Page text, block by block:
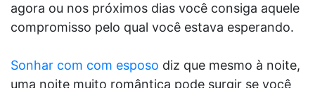
agora ou nos próximos dias você consiga aquele
compromisso pelo qual você estava esperando.
Sonhar com com esposo diz que mesmo à noite,
uma noite muito romântica pode surgir se você